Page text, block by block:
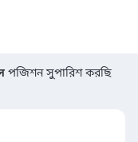
পজিশন সুপারিশ করছি